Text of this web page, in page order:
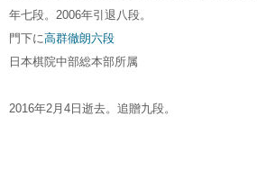
年七段。2006年引退八段。
門下に高群徹朗六段
日本棋院中部総本部所属
2016年2月4日逝去。追贈九段。